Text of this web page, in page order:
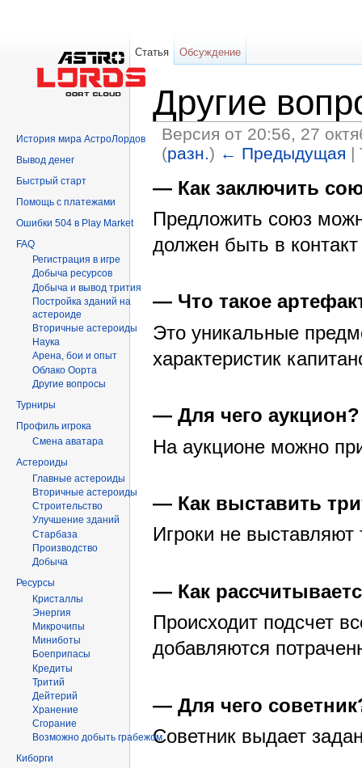
Другие
Версия от 20:56, 27
(разн. ) ← Предыдущая |
— Как заключить
Предложить союз
должен быть в
— Что такое
Это уникальные
характеристик
— Для чего аукцион?
На аукционе можно
— Как выставить
Игроки не выставляют
— Как
Происходит подсчет
добавляются
— Для чего
Советник выдает
Статья Обсуждение
История мира АстроЛордов
Вывод денег
Быстрый старт
Помощь с платежами
Ошибки 504 в Play Market
FAQ
Регистрация в игре
Добыча ресурсов
Добыча и вывод трития
Постройка зданий на
астероиде
Вторичныe астероиды
Hаука
Арена, бои и опыт
Облако Оорта
Другие вопросы
Турниры
Профиль игрока
Смена аватара
Астероиды
Главные астероиды
Вторичные астероиды
Строительство
Улучшение зданий
Старбаза
Производство
Добыча
Ресурсы
Кристаллы
Энергия
Микрочипы
Миниботы
Боеприпасы
Кредиты
Тритий
Дейтерий
Хранение
Сгорание
Возможно добыть грабежом
Киборги